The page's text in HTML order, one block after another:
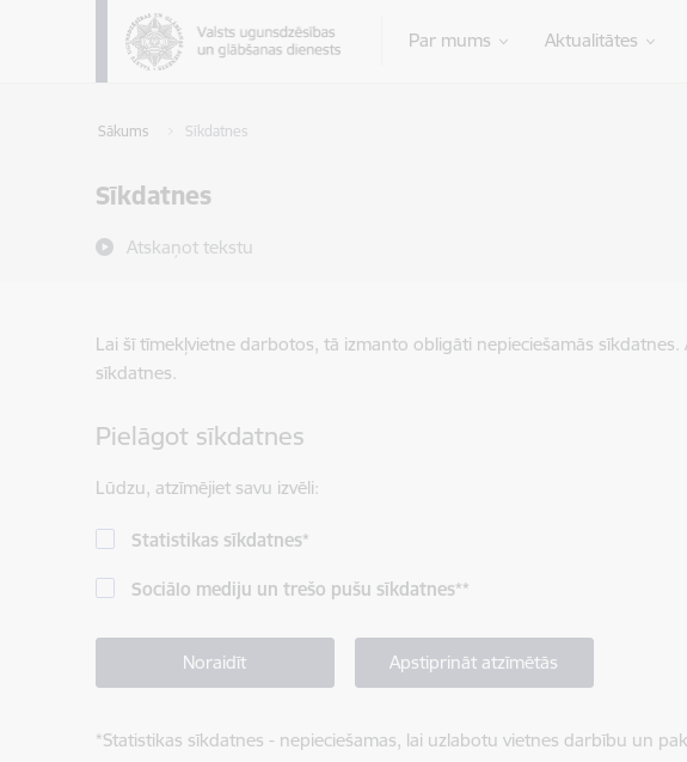
Pāriet uz lapas saturu
Par mums Aktualitātes
Sākums Sīkdatnes
Sīkdatnes
Atskaņot tekstu
Lai šī tīmekļvietne darbotos, tā izmanto obligāti nepieciešamās
sīkdatnes.
Pielāgot sīkdatnes
Lūdzu, atzīmējiet savu izvēli:
Statistikas sīkdatnes*
Sociālo mediju un trešo pušu sīkdatnes**
Noraidīt Apstiprināt atzīmētās
*Statistikas sīkdatnes - nepieciešamas, lai uzlabotu vietnes darbību un